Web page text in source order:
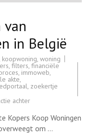
in België
koopwoning, woning
, filters, financiële
, immoweb,
akte,
, zoekertje
achterop
voor
het
kopen
van
Kopers Koop Woningen
om …